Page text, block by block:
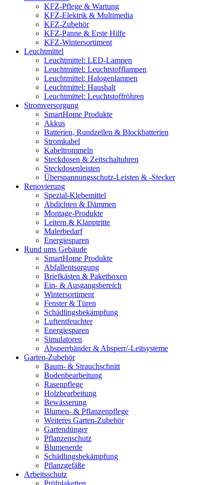
KFZ-Pflege & Wartung
KFZ-Elektrik & Multimedia
KFZ-Zubehör
KFZ-Panne & Erste Hilfe
KFZ-Wintersortiment
Leuchtmittel
Leuchtmittel: LED-Lampen
Leuchtmittel: Leuchtstofflampen
Leuchtmittel: Halogenlampen
Leuchtmittel: Haushalt
Leuchtmittel: Leuchtstoffröhren
Stromversorgung
SmartHome Produkte
Akkus
Batterien, Rundzellen & Blockbatterien
Stromkabel
Kabeltrommeln
Steckdosen & Zeitschaltuhren
Steckdosenleisten
Überspannungsschutz-Leisten & -Stecker
Renovierung
Spezial-Klebemittel
Abdichten & Dämmen
Montage-Produkte
Leitern & Klapptritte
Malerbedarf
Energiesparen
Rund ums Gebäude
SmartHome Produkte
Abfallentsorgung
Briefkästen & Paketboxen
Ein- & Ausgangsbereich
Wintersortiment
Fenster & Türen
Schädlingsbekämpfung
Luftentfeuchter
Energiesparen
Simulatoren
Absperrbänder & Absperr/-Leitsysteme
Garten-Zubehör
Baum- & Strauchschnitt
Bodenbearbeitung
Rasenpflege
Holzbearbeitung
Bewässerung
Blumen- & Pflanzenpflege
Weiteres Garten-Zubehör
Gartendünger
Pflanzenschutz
Blumenerde
Schädlingsbekämpfung
Pflanzgefäße
Arbeitsschutz
Prüfplaketten